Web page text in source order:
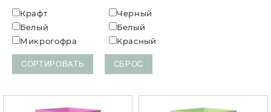
Крафт
Белый
Микрогофра
Черный
Белый
Красный